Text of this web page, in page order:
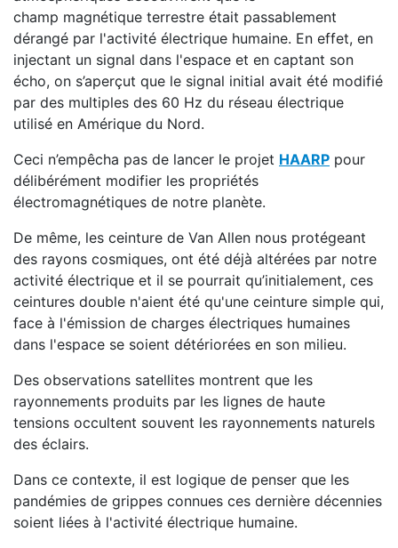
champ magnétique terrestre était passablement
dérangé par l'activité électrique humaine. En effet, en
injectant un signal dans l'espace et en captant son
écho, on s’aperçut que le signal initial avait été modifié
par des multiples des 60 Hz du réseau électrique
utilisé en Amérique du Nord.
Ceci n’empêcha pas de lancer le projet HAARP pour
délibérément modifier les propriétés
électromagnétiques de notre planète.
De même, les ceinture de Van Allen nous protégeant
des rayons cosmiques, ont été déjà altérées par notre
activité électrique et il se pourrait qu’initialement, ces
ceintures double n'aient été qu'une ceinture simple qui,
face à l'émission de charges électriques humaines
dans l'espace se soient détériorées en son milieu.
Des observations satellites montrent que les
rayonnements produits par les lignes de haute
tensions occultent souvent les rayonnements naturels
des éclairs.
Dans ce contexte, il est logique de penser que les
pandémies de grippes connues ces dernière décennies
soient liées à l'activité électrique humaine.